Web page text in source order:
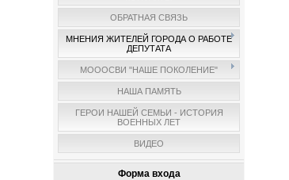
ОБРАТНАЯ СВЯЗЬ
МНЕНИЯ ЖИТЕЛЕЙ ГОРОДА О РАБОТЕ
ДЕПУТАТА
МОООСВИ "НАШЕ ПОКОЛЕНИЕ"
НАША ПАМЯТЬ
ГЕРОИ НАШЕЙ СЕМЬИ - ИСТОРИЯ
ВОЕННЫХ ЛЕТ
ВИДЕО
Форма входа